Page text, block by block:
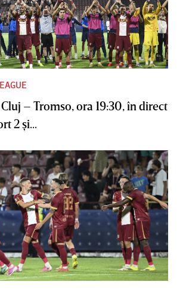
Cluj – Tromso, ora 19:30, în direct
2 şi...